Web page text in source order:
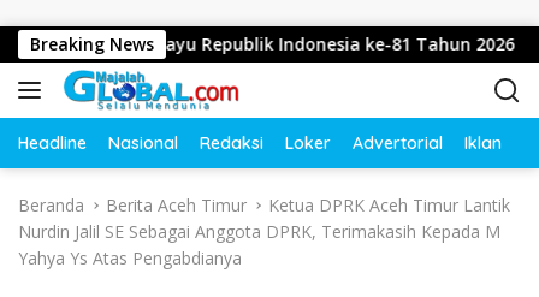
Breaking News
Dirgahayu Republik Indonesia ke-81 Tahun 2026
Headline Nasional Redaksi Loker Advertorial Iklan
Beranda Berita Aceh Timur
Ketua DPRK Aceh Timur Lantik
Nurdin Jalil SE Sebagai Anggota DPRK, Terimakasih Kepada M
Yahya Ys Atas Pengabdianya